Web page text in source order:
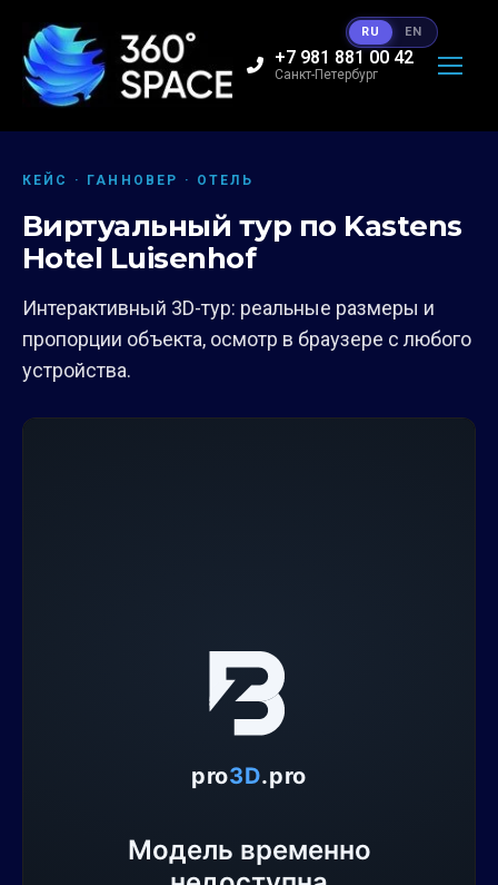
+7 981 881 00 42
Санкт-Петербург
КЕЙС · ГАННОВЕР · ОТЕЛЬ
Виртуальный тур по Kastens
Hotel Luisenhof
Интерактивный 3D-тур: реальные размеры и
пропорции объекта, осмотр в браузере с любого
устройства.
RU EN